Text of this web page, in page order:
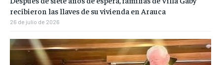
recibieron las llaves de su vivienda en Arauca
26 de julio de 2026